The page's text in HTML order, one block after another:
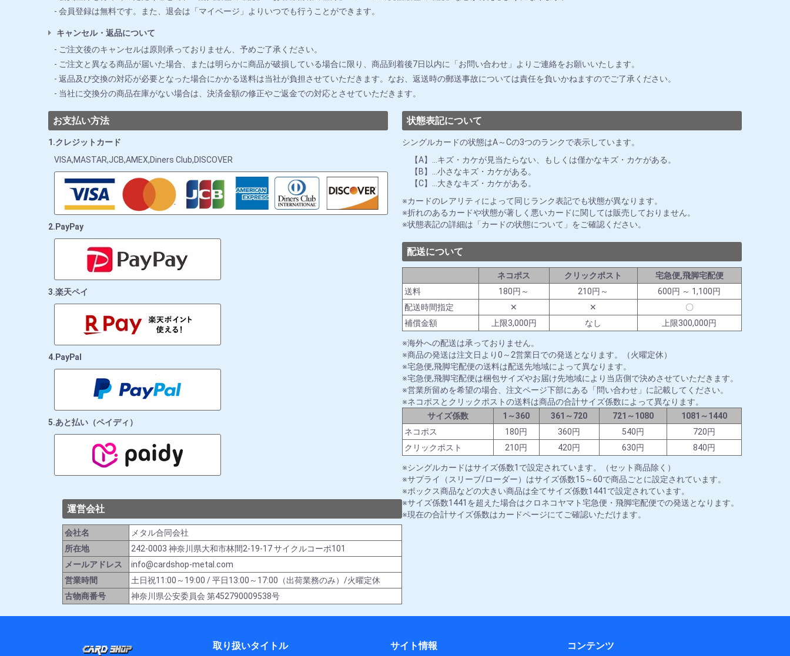
会員登録は無料です。また、退会は「マイページ」よりいつでも行うことができます。
キャンセル・返品について
ご注文後のキャンセルは原則承っておりません、予めご了承ください。
ご注文と異なる商品が届いた場合、または明らかに商品が破損している場合に限り、商品到着後7日以内に「お問い合わせ」よりご連絡をお願いいたします。
返品及び交換の対応が必要となった場合にかかる送料は当社が負担させていただきます。なお、返送時の郵送事故については責任を負いかねますのでご了承ください。
当社に交換分の商品在庫がない場合は、決済金額の修正やご返金での対応とさせていただきます。
お支払い方法
1.クレジットカード
VISA,MASTAR,JCB,AMEX,Diners Club,DISCOVER
2.PayPay
3.楽天ペイ
4.PayPal
5.あと払い（ペイディ）
状態表記について
シングルカードの状態はA～Cの3つのランクで表示しています。
【A】…キズ・カケが見当たらない、もしくは僅かなキズ・カケがある。
【B】…小さなキズ・カケがある。
【C】…大きなキズ・カケがある。
カードのレアリティによって同じランク表記でも状態が異なります。
折れのあるカードや状態が著しく悪いカードに関しては販売しておりません。
状態表記の詳細は「カードの状態について」をご確認ください。
配送について
ネコポス クリックポスト
宅急便,飛脚宅配便
送料
180円～ 210円～
600円 ～ 1,100円
配送時間指定
✕ ✕
〇
補償金額
上限3,000円 なし 上限300,000円
海外への配送は承っておりません。
商品の発送は注文日より0～2営業日での発送となります。（火曜定休）
宅急便,飛脚宅配便の送料は配送先地域によって異なります。
宅急便,飛脚宅配便は梱包サイズやお届け先地域により当店側で決めさせていただきます。
営業所留めを希望の場合、注文ページ下部にある「問い合わせ」に記載してください。
ネコポスとクリックポストの送料は商品の合計サイズ係数によって異なります。
サイズ係数
1～360 361～720 721～1080
1081～1440
ネコポス
180円 360円 540円
720円
クリックポスト
210円 420円 630円 840円
シングルカードはサイズ係数1で設定されています。（セット商品除く）
サプライ（スリーブ/ローダー）はサイズ係数15～60で商品ごとに設定されています。
ボックス商品などの大きい商品は全てサイズ係数1441で設定されています。
サイズ係数1441を超えた場合はクロネコヤマト宅急便・飛脚宅配便での発送となります。
現在の合計サイズ係数はカードページにてご確認いただけます。
運営会社
会社名
メタル合同会社
所在地
242-0003 神奈川県大和市林間2-19-17 サイクルコーポ101
メールアドレス
info@cardshop-metal.com
営業時間
土日祝11:00～19:00 / 平日13:00～17:00（出荷業務のみ）/火曜定休
古物商番号
神奈川県公安委員会 第452790009538号
取り扱いタイトル サイト情報 コンテンツ